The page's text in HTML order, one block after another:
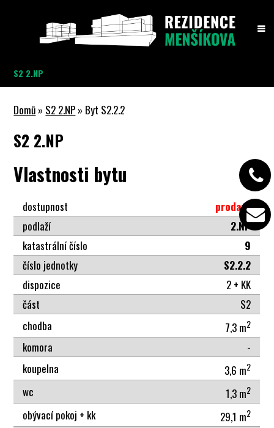
S2 2.NP
Domů » S2 2.NP » Byt S2.2.2
S2 2.NP
Vlastnosti bytu
dostupnost
prodaný
podlaží
2.NP
katastrální číslo
9
číslo jednotky
S2.2.2
dispozice
2 + KK
část
S2
chodba
7,3 m2
komora
-
koupelna
3,6 m2
wc 1,3 m2
obývací pokoj + kk 29,1 m2